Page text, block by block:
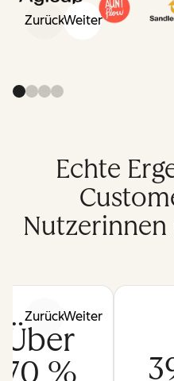
ZurückWeiter
Echte
ZurückWeiter
Über
70 %